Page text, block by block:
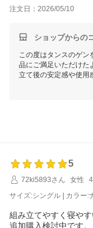
また、荷重をかけて
破損するようなこと
注文日：2026/05/10
ショップからの
この度はタンスのゲ
品にご満足いただけた
立て後の安定感や使用
し上げます。スタッ
5
72ki5893さん
女性
サイズ:シングル | カラー:
組み立てやすく寝やす
追加購入検討中です。